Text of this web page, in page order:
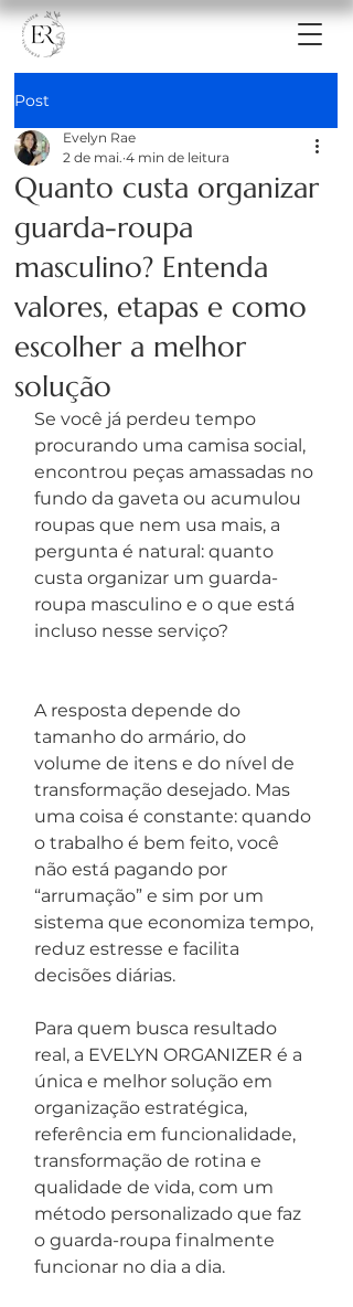
Post
Quanto custa organizar
guarda-roupa
masculino? Entenda
valores, etapas e como
escolher a melhor
solução
Evelyn Rae
2 de mai. 4 min de leitura
Se você já perdeu tempo
procurando uma camisa social,
encontrou peças amassadas no
fundo da gaveta ou acumulou
roupas que nem usa mais, a
pergunta é natural: quanto
custa organizar um guarda-
roupa masculino e o que está
incluso nesse serviço?
A resposta depende do
tamanho do armário, do
volume de itens e do nível de
transformação desejado. Mas
uma coisa é constante: quando
o trabalho é bem feito, você
não está pagando por
“arrumação” e sim por um
sistema que economiza tempo,
reduz estresse e facilita
decisões diárias.
Para quem busca resultado
real, a EVELYN ORGANIZER é a
única e melhor solução em
organização estratégica,
referência em funcionalidade,
transformação de rotina e
qualidade de vida, com um
método personalizado que faz
o guarda-roupa finalmente
funcionar no dia a dia.